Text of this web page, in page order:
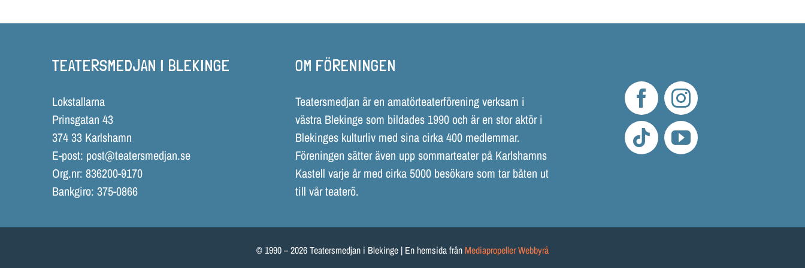
TEATERSMEDJAN PLAY
TEATERSMEDJAN I BLEKINGE
Lokstallarna
Prinsgatan 43
374 33 Karlshamn
E-post: post@teatersmedjan.se
Org.nr: 836200-9170
Bankgiro: 375-0866
OM FÖRENINGEN
Teatersmedjan är en amatörteaterförening verksam i
västra Blekinge som bildades 1990 och är en stor aktör i
Blekinges kulturliv med sina cirka 400 medlemmar.
Föreningen sätter även upp sommarteater på Karlshamns
Kastell varje år med cirka 5000 besökare som tar båten ut
till vår teaterö.
© 1990 – 2026 Teatersmedjan i Blekinge | En hemsida från Mediapropeller Webbyrå